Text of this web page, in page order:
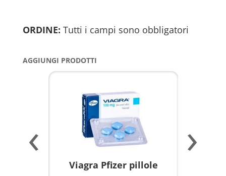
ORDINE: Tutti i campi sono obbligatori
AGGIUNGI PRODOTTI
Viagra Pfizer pillole
‹ ›